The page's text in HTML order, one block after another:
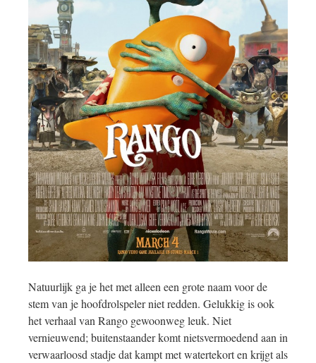
Natuurlijk ga je het met alleen een grote naam voor de
stem van je hoofdrolspeler niet redden. Gelukkig is ook
het verhaal van Rango gewoonweg leuk. Niet
vernieuwend; buitenstaander komt nietsvermoedend aan in
verwaarloosd stadje dat kampt met watertekort en krijgt als